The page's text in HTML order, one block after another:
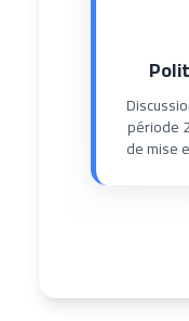
période
de mise